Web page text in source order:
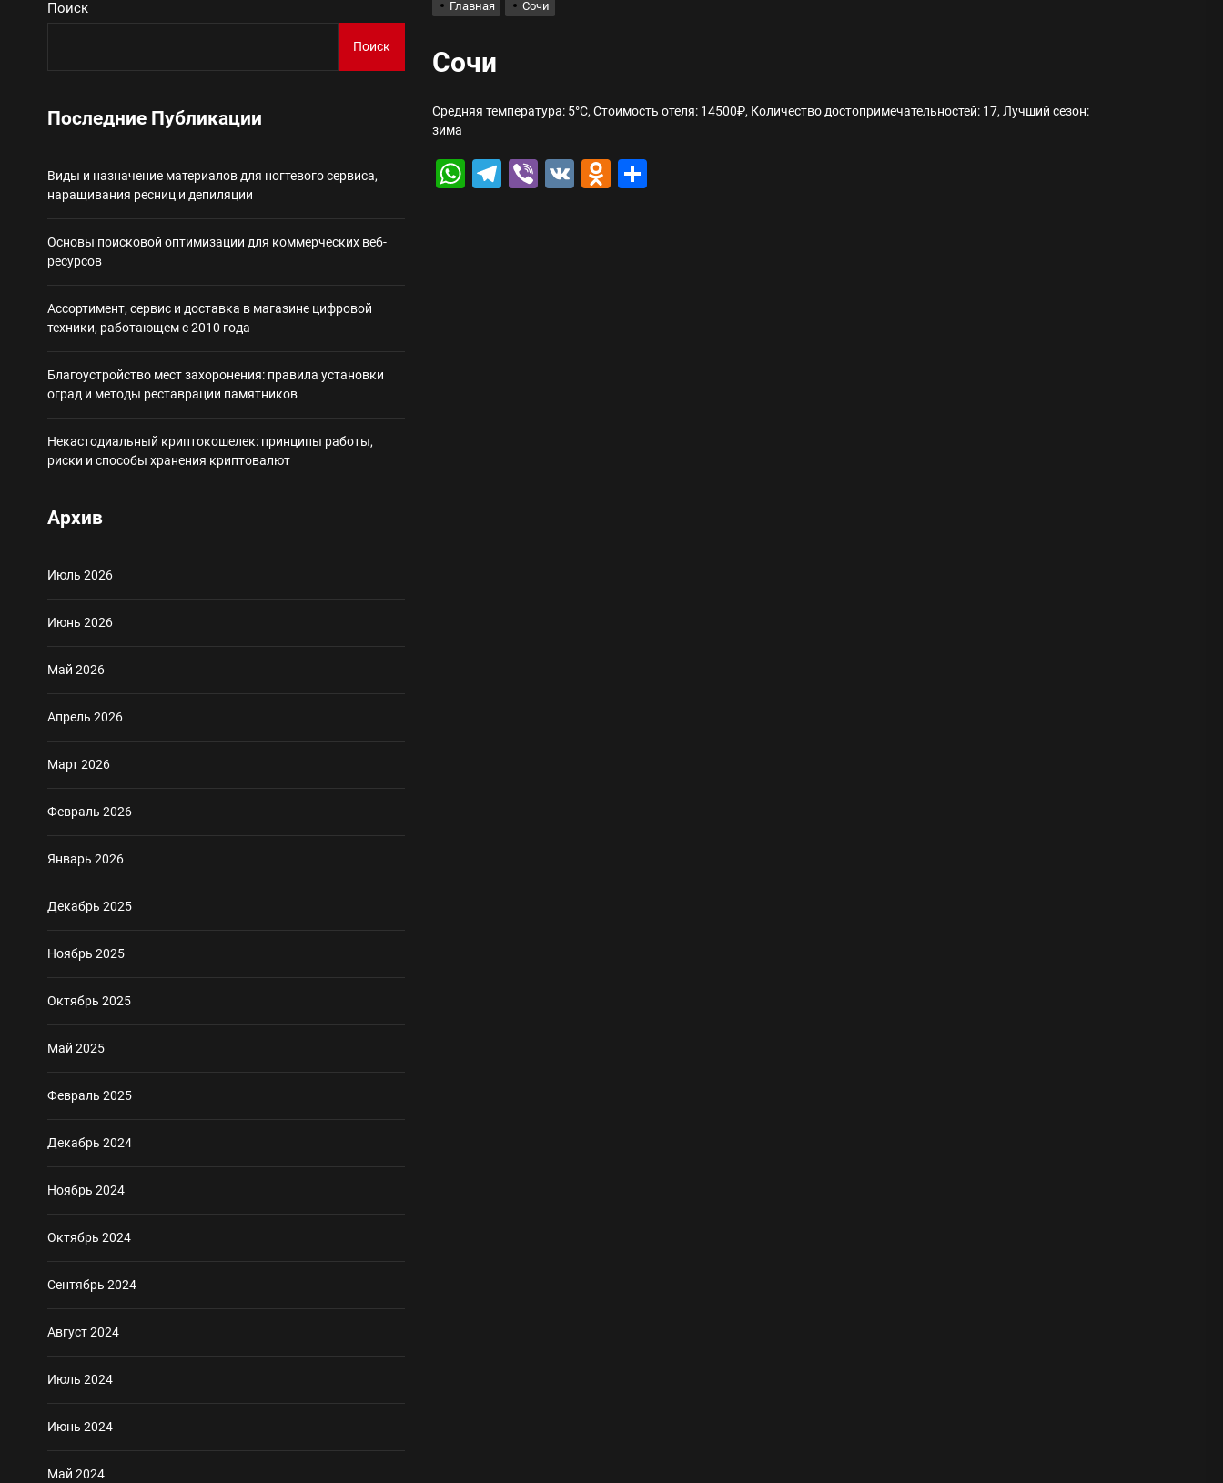
Ассортимент, сервис и доставка в магазине цифровой техники, работающем с 2010 года
Благоустройство мест захоронения: правила установки оград и методы реставрации памятников
Некастодиальный криптокошелек: принципы работы, риски и способы хранения криптовалют
Главная Сочи
Сочи
Средняя температура: 5°C, Стоимость отеля: 14500₽, Количество достопримечательностей: 17, Лучший сезон:
зима
WhatsApp
Telegram
Viber
VK Odnoklassniki
Поиск
Поиск
Последние Публикации
Виды и назначение материалов для ногтевого сервиса,
наращивания ресниц и депиляции
Основы поисковой оптимизации для коммерческих веб-
ресурсов
Ассортимент, сервис и доставка в магазине цифровой
техники, работающем с 2010 года
Благоустройство мест захоронения: правила установки
оград и методы реставрации памятников
Некастодиальный криптокошелек: принципы работы,
риски и способы хранения криптовалют
Архив
Июль 2026
Июнь 2026
Май 2026
Апрель 2026
Март 2026
Февраль 2026
Январь 2026
Декабрь 2025
Ноябрь 2025
Октябрь 2025
Май 2025
Февраль 2025
Декабрь 2024
Ноябрь 2024
Октябрь 2024
Сентябрь 2024
Август 2024
Июль 2024
Июнь 2024
Май 2024